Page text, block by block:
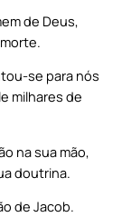
de Deus,
se para nós
milhares de
na sua mão,
doutrina.
de Jacob.